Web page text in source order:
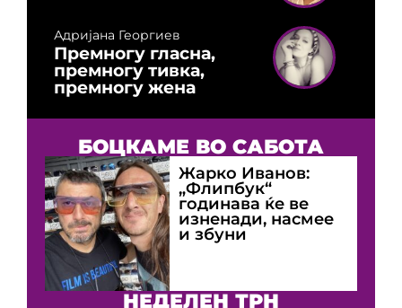
Адријана Георгиев
Премногу гласна,
премногу тивка,
премногу жена
БОЦКАМЕ ВО САБОТА
Жарко Иванов:
„Флипбук“
годинава ќе ве
изненади, насмее
и збуни
НЕДЕЛЕН ТРН